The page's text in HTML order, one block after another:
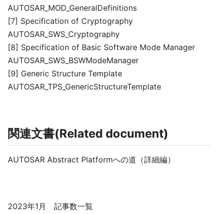
AUTOSAR_MOD_GeneralDefinitions
[7] Specification of Cryptography
AUTOSAR_SWS_Cryptography
[8] Specification of Basic Software Mode Manager
AUTOSAR_SWS_BSWModeManager
[9] Generic Structure Template
AUTOSAR_TPS_GenericStructureTemplate
関連文書(Related document)
AUTOSAR Abstract Platformへの道（詳細編）
2023年1月 記事数一覧